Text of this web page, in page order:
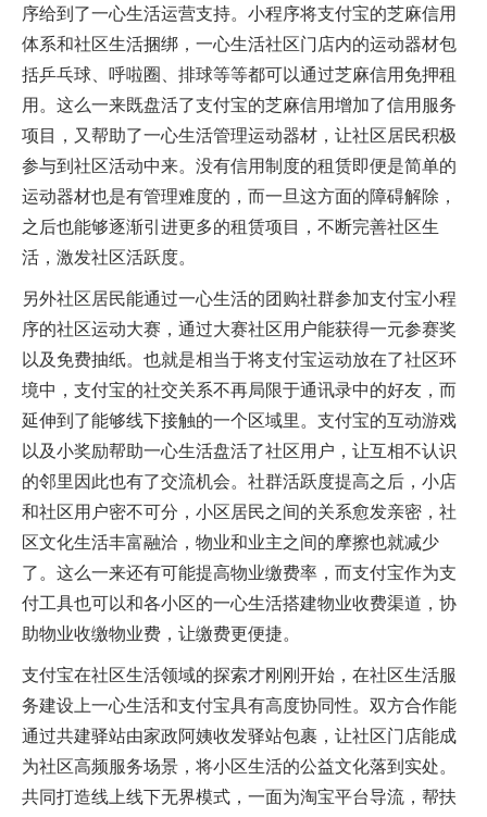
序给到了一心生活运营支持。小程序将支付宝的芝麻信用
体系和社区生活捆绑，一心生活社区门店内的运动器材包
括乒乓球、呼啦圈、排球等等都可以通过芝麻信用免押租
用。这么一来既盘活了支付宝的芝麻信用增加了信用服务
项目，又帮助了一心生活管理运动器材，让社区居民积极
参与到社区活动中来。没有信用制度的租赁即便是简单的
运动器材也是有管理难度的，而一旦这方面的障碍解除，
之后也能够逐渐引进更多的租赁项目，不断完善社区生
活，激发社区活跃度。
另外社区居民能通过一心生活的团购社群参加支付宝小程
序的社区运动大赛，通过大赛社区用户能获得一元参赛奖
以及免费抽纸。也就是相当于将支付宝运动放在了社区环
境中，支付宝的社交关系不再局限于通讯录中的好友，而
延伸到了能够线下接触的一个区域里。支付宝的互动游戏
以及小奖励帮助一心生活盘活了社区用户，让互相不认识
的邻里因此也有了交流机会。社群活跃度提高之后，小店
和社区用户密不可分，小区居民之间的关系愈发亲密，社
区文化生活丰富融洽，物业和业主之间的摩擦也就减少
了。这么一来还有可能提高物业缴费率，而支付宝作为支
付工具也可以和各小区的一心生活搭建物业收费渠道，协
助物业收缴物业费，让缴费更便捷。
支付宝在社区生活领域的探索才刚刚开始，在社区生活服
务建设上一心生活和支付宝具有高度协同性。双方合作能
通过共建驿站由家政阿姨收发驿站包裹，让社区门店能成
为社区高频服务场景，将小区生活的公益文化落到实处。
共同打造线上线下无界模式，一面为淘宝平台导流，帮扶